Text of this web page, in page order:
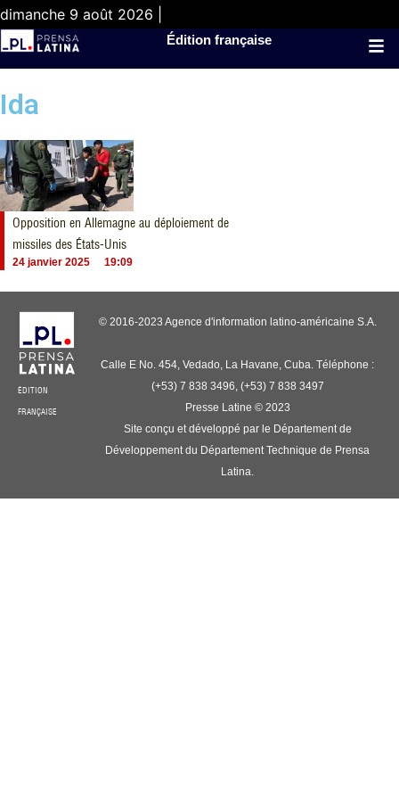
dimanche 9 août 2026 |
Édition française
Ida
Opposition en Allemagne au déploiement de
missiles des États-Unis
24 janvier 2025 19:09
ÉDITION
FRANÇAISE
© 2016-2023 Agence d'information latino-américaine S.A.
Calle E No. 454, Vedado, La Havane, Cuba. Téléphone :
(+53) 7 838 3496, (+53) 7 838 3497
Presse Latine © 2023
Site conçu et développé par le Département de
Développement du Département Technique de Prensa
Latina.